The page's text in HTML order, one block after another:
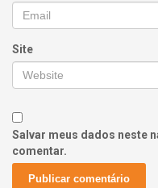
Site
Salvar meus dados neste
comentar.